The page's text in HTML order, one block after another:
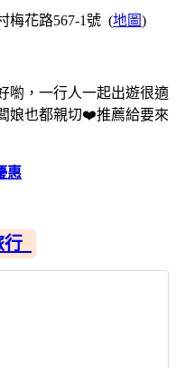
梅花路567-1號 (地圖)
喲，一行人一起出遊很適
娘也都親切❤️推薦給要來
惠
行